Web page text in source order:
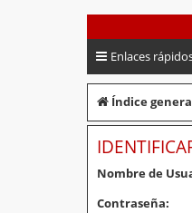
Enlaces
Índice
Nombre de
Contraseña: